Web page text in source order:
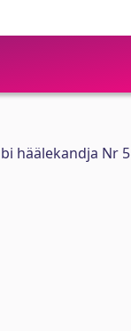
häälekandja Nr 5